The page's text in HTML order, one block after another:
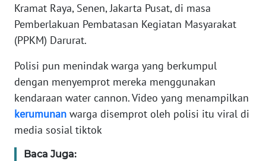
Kramat Raya, Senen, Jakarta Pusat, di masa
Pemberlakuan Pembatasan Kegiatan Masyarakat
(PPKM) Darurat.
Polisi pun menindak warga yang berkumpul
dengan menyemprot mereka menggunakan
kendaraan water cannon. Video yang menampilkan
kerumunan warga disemprot oleh polisi itu viral di
media sosial tiktok
Baca Juga:
MEDIA
SIBER
REDAKSI
KARIR
DISCLAIMER